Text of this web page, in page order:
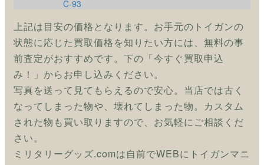
上記は目安の価格となります。お手元のトイガンの
状態に応じた買取価格を知りたい方には、無料の事
前査定がおすすめです。下の「今すぐ買取申込
み！」からお申し込みください。
写真を送って見てもらえるので安心。当店では古く
なってしまった物や、壊れてしまった物。カスタム
された物も買い取りますので、お気軽にご相談くだ
さい。
ミリタリーグッズ.comは自前でWEBにトイガンマニ